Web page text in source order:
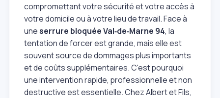
compromettant votre sécurité et votre accès à
votre domicile ou à votre lieu de travail. Face à
uneserrure bloquée Val‑de‑Marne 94, la
tentation de forcer est grande, mais elle est
souvent source de dommages plus importants
et de coûts supplémentaires. C'est pourquoi
une intervention rapide, professionnelle et non
destructive est essentielle. Chez Albert et Fils,